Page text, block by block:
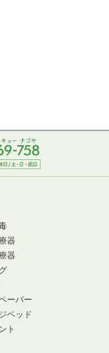
器
器
ーパー
ベッド
ト